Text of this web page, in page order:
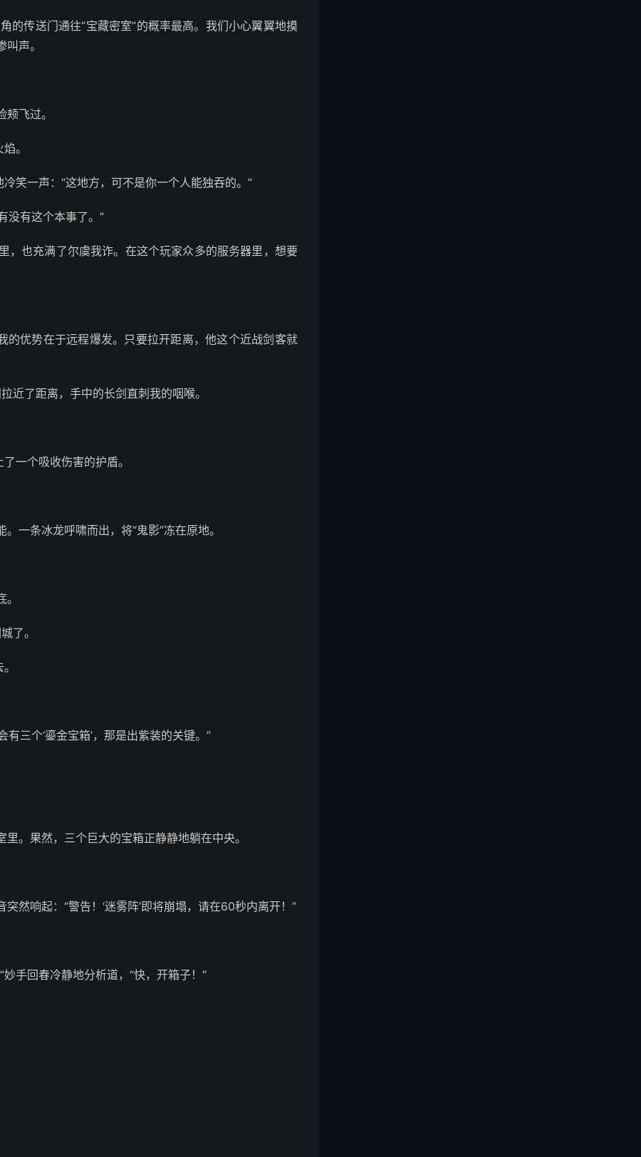
的传送门通往“宝藏密室”的概率最高。我们小心翼翼地摸
声。
飞过。
。
笑一声：“这地方，可不是你一个人能独吞的。”
没有这个本事了。”
，也充满了尔虞我诈。在这个玩家众多的服务器里，想要
的优势在于远程爆发。只要拉开距离，他这个近战剑客就
近了距离，手中的长剑直刺我的咽喉。
一个吸收伤害的护盾。
一条冰龙呼啸而出，将“鬼影”冻在原地。
了。
三个‘鎏金宝箱’，那是出紫装的关键。”
。果然，三个巨大的宝箱正静静地躺在中央。
然响起：“警告！‘迷雾阵’即将崩塌，请在60秒内离开！”
手回春冷静地分析道，“快，开箱子！”